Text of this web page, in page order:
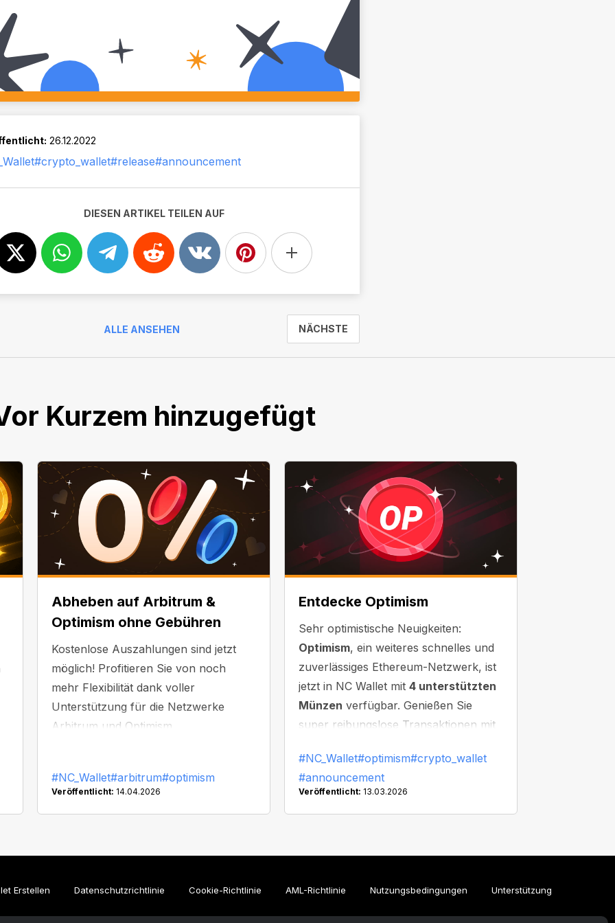
26.12.2022
#crypto_wallet#release#announcement
DIESEN ARTIKEL TEILEN AUF
ALLE ANSEHEN NÄCHSTE
Kurzem hinzugefügt
Abheben auf Arbitrum &
Optimism ohne Gebühren
Kostenlose Auszahlungen sind jetzt
möglich! Profitieren Sie von noch
mehr Flexibilität dank voller
Unterstützung für die Netzwerke
Arbitrum und Optimism.
#NC_Wallet#arbitrum#optimism
Veröffentlicht: 14.04.2026
Entdecke Optimism
Sehr optimistische Neuigkeiten:
Optimism, ein weiteres schnelles und
zuverlässiges Ethereum-Netzwerk, ist
jetzt in NC Wallet mit 4 unterstützten
Münzen verfügbar. Genießen Sie
super reibungslose Transaktionen mit
#NC_Wallet#optimism#crypto_wallet
#announcement
Veröffentlicht: 13.03.2026
Erstellen Datenschutzrichtlinie Cookie-Richtlinie AML-Richtlinie Nutzungsbedingungen Unterstützung